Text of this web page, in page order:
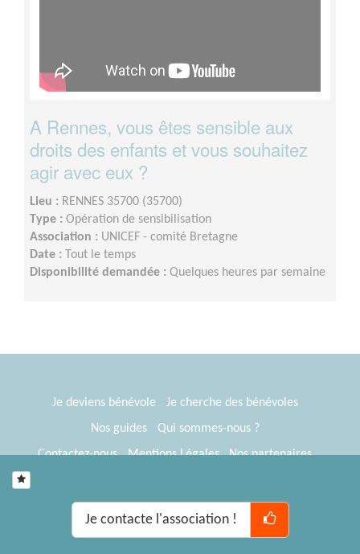
A Rennes, vous êtes sensible aux
droits des enfants et vous souhaitez
agir avec eux ?
Lieu : RENNES 35700 (35700)
Type : Opération de sensibilisation
Association : UNICEF - comité Bretagne
Date :
Tout le temps
Disponibilité demandée : Quelques heures par semaine
Je contacte l'association !
Je deviens bénévole
Je cherche des bénévoles
Nos guides
Qui sommes-nous ?
Contactez-nous
Mentions Légales
Nos partenaires
® Tous Bénévoles 2012-2026
Webkast